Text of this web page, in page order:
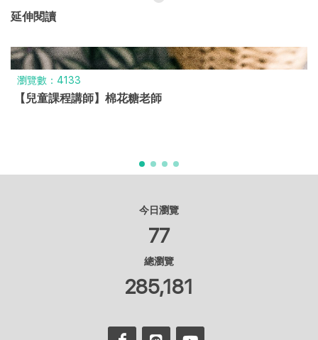
延伸閱讀
瀏覽數：4133
【兒童課程講師】棉花糖老師
今日瀏覽
77
總瀏覽
285,181